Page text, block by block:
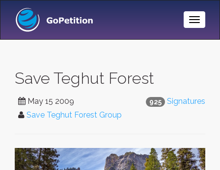
Toggle
Save Teghut Forest
925 Signatures
May 15 2009
Save Teghut Forest Group